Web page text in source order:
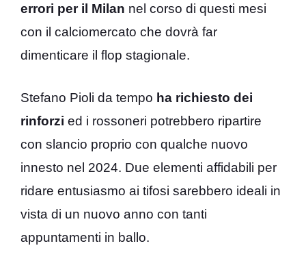
errori per il Milan nel corso di questi mesi
con il calciomercato che dovrà far
dimenticare il flop stagionale.
Stefano Pioli da tempo ha richiesto dei
rinforzi ed i rossoneri potrebbero ripartire
con slancio proprio con qualche nuovo
innesto nel 2024. Due elementi affidabili per
ridare entusiasmo ai tifosi sarebbero ideali in
vista di un nuovo anno con tanti
appuntamenti in ballo.